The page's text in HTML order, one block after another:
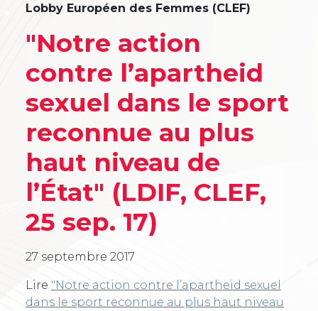
Lobby Européen des Femmes (CLEF)
"Notre action
contre l’apartheid
sexuel dans le sport
reconnue au plus
haut niveau de
l’État" (LDIF, CLEF,
25 sep. 17)
27 septembre 2017
Lire "Notre action contre l’apartheid sexuel
dans le sport reconnue au plus haut niveau